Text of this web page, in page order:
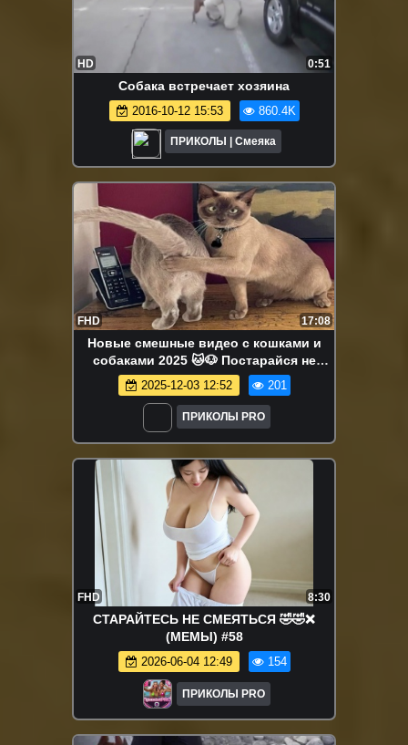
HD 0:51
Собака встречает хозяина
2016-10-12 15:53 860.4K
ПРИКОЛЫ | Смеяка
FHD 17:08
Новые смешные видео с кошками и
собаками 2025 🐱🐶 Постарайся не
смеяться😜
2025-12-03 12:52 201
ПРИКОЛЫ PRO
FHD 8:30
СТАРАЙТЕСЬ НЕ СМЕЯТЬСЯ 🤣🤣❌
(МЕМЫ) #58
2026-06-04 12:49 154
ПРИКОЛЫ PRO